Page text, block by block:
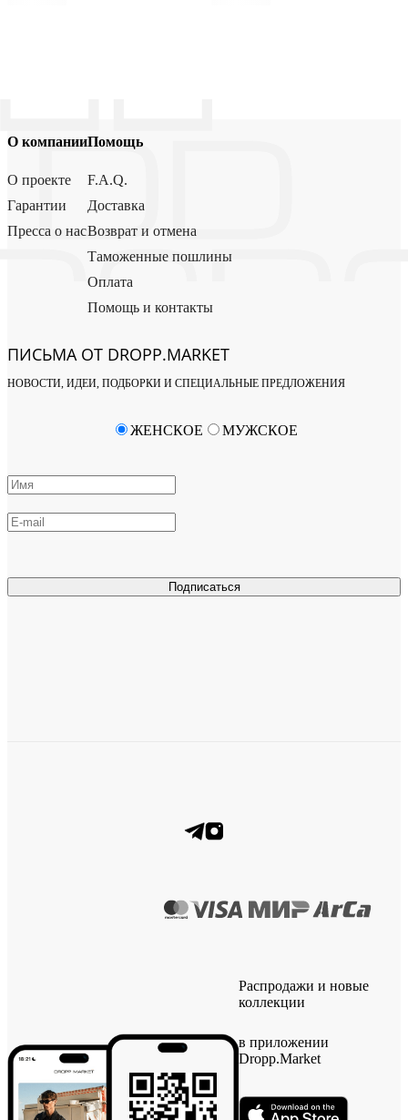
О компании
О проекте
Гарантии
Пресса о нас
Помощь
F.A.Q.
Доставка
Возврат и отмена
Таможенные пошлины
Оплата
Помощь и контакты
ПИСЬМА ОТ DROPP.MARKET
НОВОСТИ, ИДЕИ, ПОДБОРКИ И СПЕЦИАЛЬНЫЕ ПРЕДЛОЖЕНИЯ
Подписаться
ЖЕНСКОЕ МУЖСКОЕ
Распродажи и новые
коллекции
в приложении
Dropp.Market